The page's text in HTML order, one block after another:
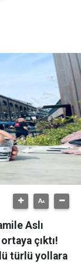
Aslı
çıktı!
türlü yollara